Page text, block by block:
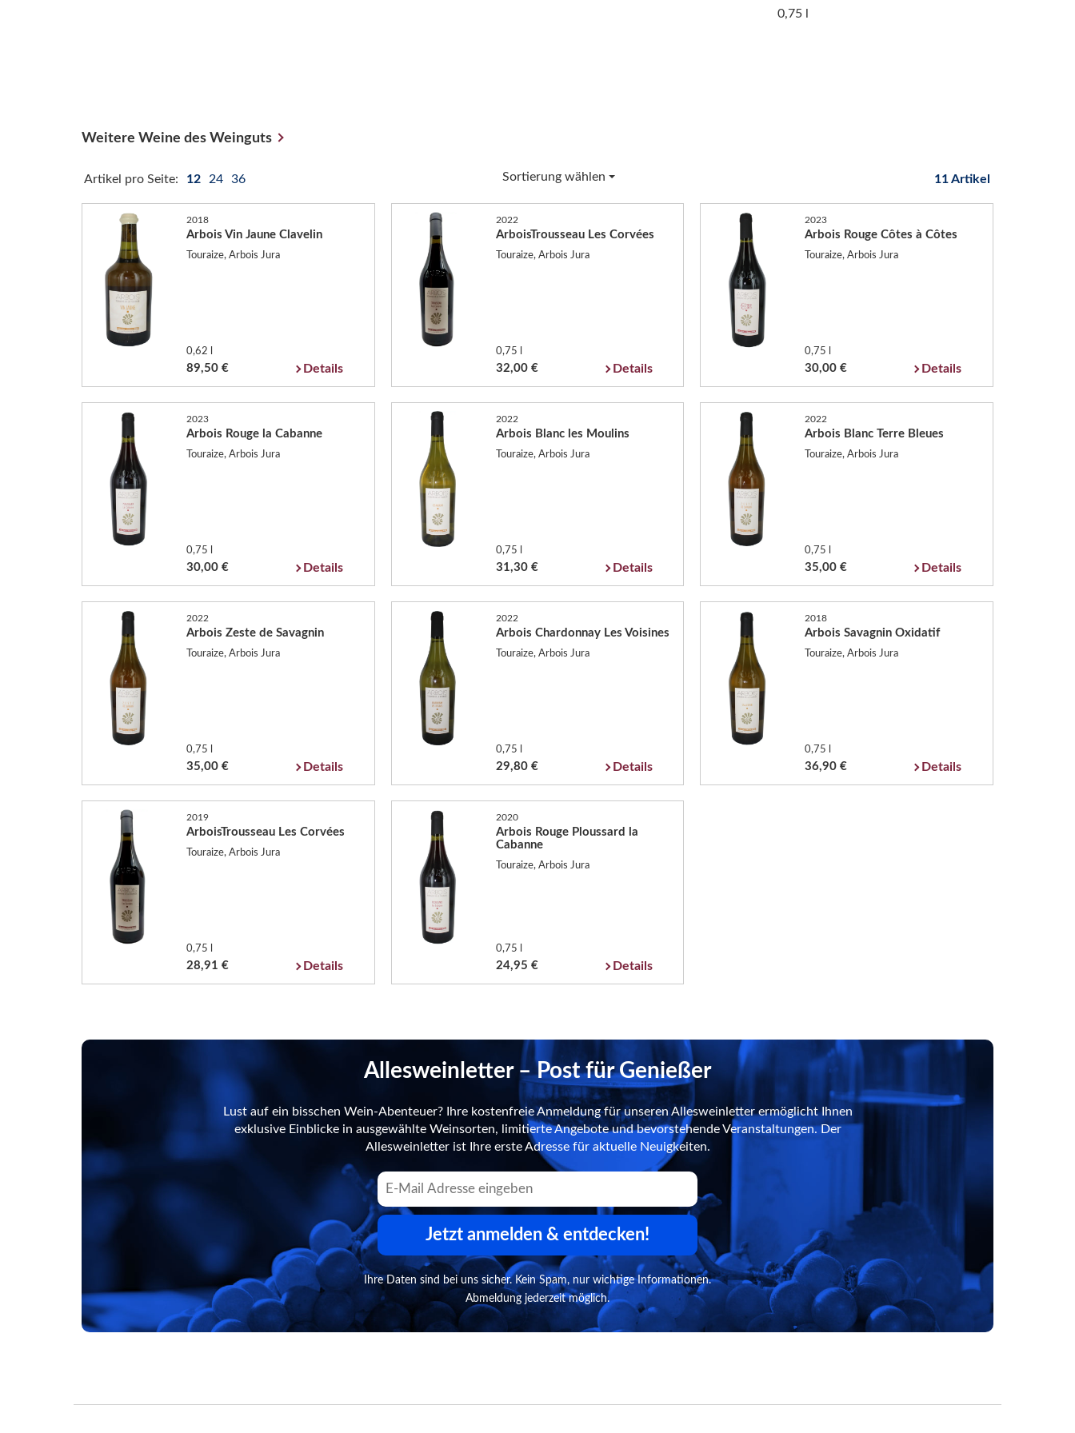
0,75 l
Weitere Weine des Weinguts
Artikel pro Seite: 12 24 36 Sortierung wählen 11 Artikel
2018
Arbois Vin Jaune Clavelin
Touraize, Arbois Jura
0,62 l
89,50 € Details
2022
ArboisTrousseau Les Corvées
Touraize, Arbois Jura
0,75 l
32,00 € Details
2023
Arbois Rouge Côtes à Côtes
Touraize, Arbois Jura
0,75 l
30,00 € Details
2023
Arbois Rouge la Cabanne
Touraize, Arbois Jura
0,75 l
30,00 € Details
2022
Arbois Blanc les Moulins
Touraize, Arbois Jura
0,75 l
31,30 € Details
2022
Arbois Blanc Terre Bleues
Touraize, Arbois Jura
0,75 l
35,00 € Details
2022
Arbois Zeste de Savagnin
Touraize, Arbois Jura
0,75 l
35,00 € Details
2022
Arbois Chardonnay Les Voisines
Touraize, Arbois Jura
0,75 l
29,80 € Details
2018
Arbois Savagnin Oxidatif
Touraize, Arbois Jura
0,75 l
36,90 € Details
2019
ArboisTrousseau Les Corvées
Touraize, Arbois Jura
0,75 l
28,91 € Details
2020
Arbois Rouge Ploussard la
Cabanne
Touraize, Arbois Jura
0,75 l
24,95 € Details
Allesweinletter – Post für Genießer
Lust auf ein bisschen Wein-Abenteuer? Ihre kostenfreie Anmeldung für unseren Allesweinletter ermöglicht Ihnen
exklusive Einblicke in ausgewählte Weinsorten, limitierte Angebote und bevorstehende Veranstaltungen. Der
Allesweinletter ist Ihre erste Adresse für aktuelle Neuigkeiten.
Jetzt anmelden & entdecken!
Ihre Daten sind bei uns sicher. Kein Spam, nur wichtige Informationen.
Abmeldung jederzeit möglich.